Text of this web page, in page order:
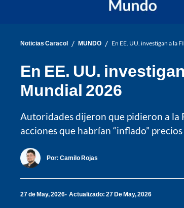
Noticias Caracol / MUNDO / En EE. UU. investigan a la
En EE. UU.
Mundial 2026
Autoridades dijeron que pidieron a la
acciones que habrían “inflado”
Por: Camilo Rojas
27 de May, 2026 Actualizado: 27 De May, 2026